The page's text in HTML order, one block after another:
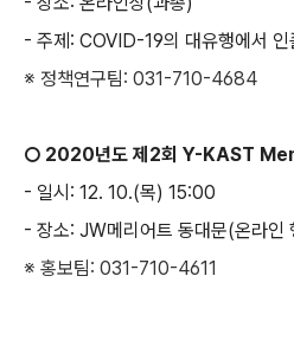
- 주제 : COVID-19의 대유행에서
※ 정책연구팀: 031-710-4684
○ 2020년도 제2회 Y-KAST
- 일시 : 12. 10.(목) 15:00
- 장소: JW메리어트 동대문(온라인
※ 홍보팀: 031-710-4611